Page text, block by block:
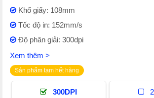
Khổ giấy: 108mm
Tốc độ in: 152mm/s
Độ phân giải: 300dpi
Xem thêm >
Sản phẩm tạm hết hàng
300DPI